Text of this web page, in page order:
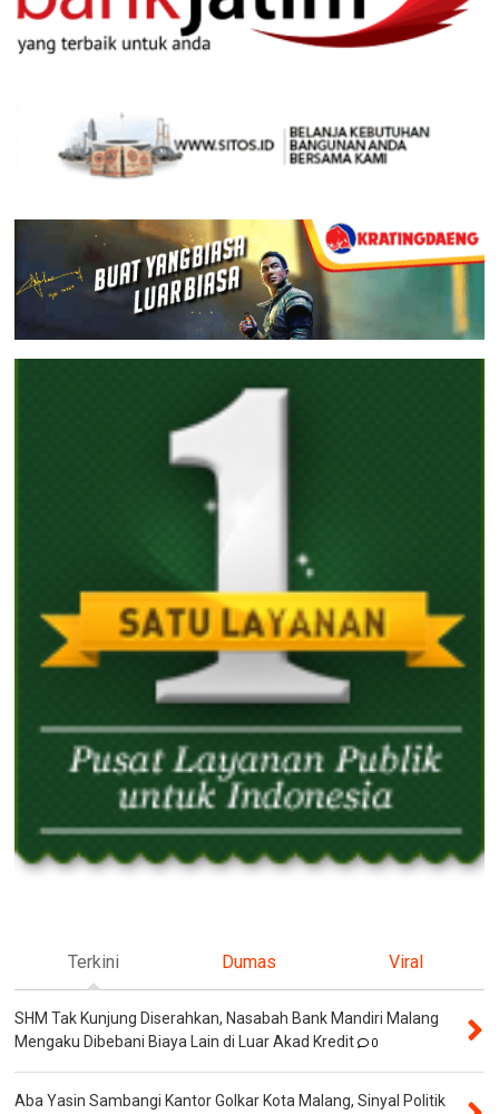
Terkini Dumas Viral
SHM Tak Kunjung Diserahkan, Nasabah Bank Mandiri Malang
Mengaku Dibebani Biaya Lain di Luar Akad Kredit
0
Aba Yasin Sambangi Kantor Golkar Kota Malang, Sinyal Politik